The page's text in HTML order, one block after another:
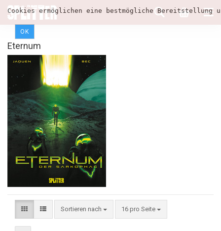
Cookies ermöglichen eine bestmögliche
OK
Eternum
Sortieren nach 16 pro Seite